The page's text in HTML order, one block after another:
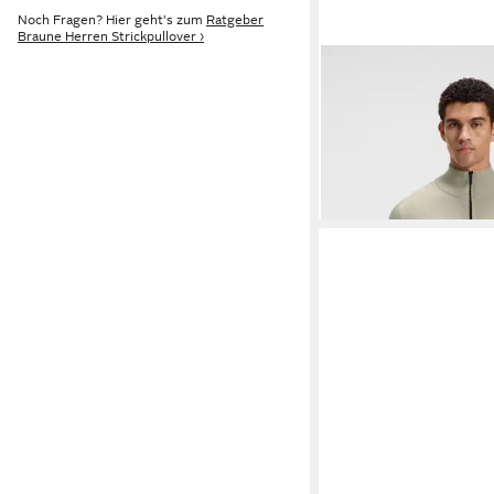
Noch Fragen? Hier geht's zum Ratgeber
Braune Herren Strickpullover ›
Kanobix Half Zip
Regular fit,
Reißverschluss, Ton-
UVP139,95